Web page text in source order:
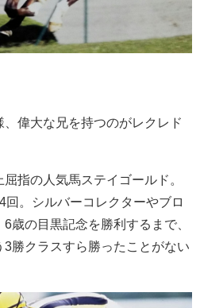
偉大な兄を持つのがレクレド
指の人気馬ステイゴールド。
回。シルバーコレクターやブロ
歳の目黒記念を勝利するまで、
勝クラスすら勝ったことがない